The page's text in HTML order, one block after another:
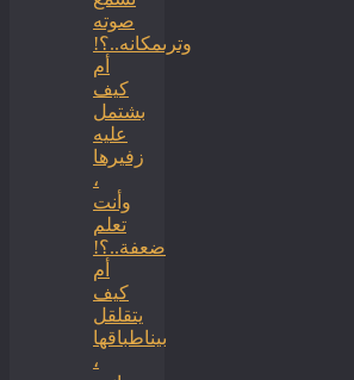
صوته
وترىمكانه..؟!
أم
كيف
بشتمل
عليه
زفيرها
،
وأنت
تعلم
ضعفة..؟!
أم
كيف
يتقلقل
بيناطباقها
،